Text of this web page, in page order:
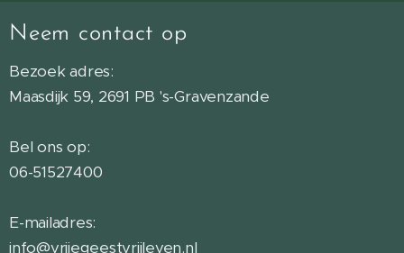
Neem contact op
Bezoek adres:
Maasdijk 59, 2691 PB 's-Gravenzande
Bel ons op:
06-51527400
E-mailadres:
info@vrijegeestvrijleven.nl